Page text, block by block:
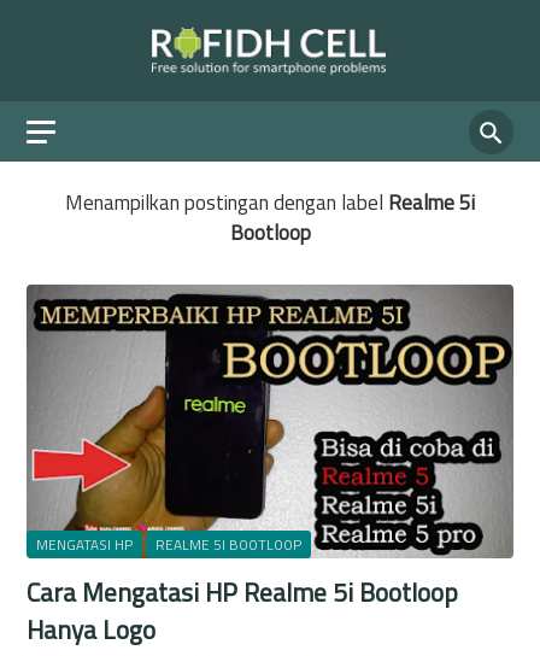
Menampilkan postingan dengan label Realme 5i
Bootloop
MENGATASI HP REALME 5I BOOTLOOP
Cara Mengatasi HP Realme 5i Bootloop
Hanya Logo